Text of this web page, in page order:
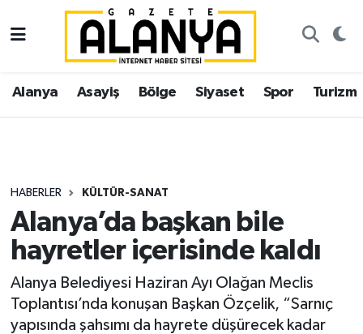
Alanya Asayiş Bölge Siyaset Spor Turizm
HABERLER KÜLTÜR-SANAT
Alanya’da başkan bile
hayretler içerisinde kaldı
Alanya Belediyesi Haziran Ayı Olağan Meclis
Toplantısı’nda konuşan Başkan Özçelik, “Sarnıç
yapısında şahsımı da hayrete düşürecek kadar
Alanya
Asayiş
Siyaset
Spor
Turizm
Ekonomi
İstanbul Nöbetçi Eczaneler
İstanbul Hava Durumu
Süper Lig Puan Durumu ve Fikstür
Tüm Manşetler
Son Dakika Haberleri
Haber Arşivi